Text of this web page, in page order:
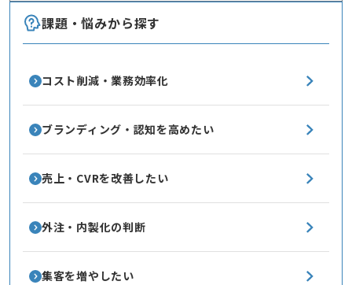
課題・悩みから探す
コスト削減・業務効率化
ブランディング・認知を高めたい
売上・CVRを改善したい
外注・内製化の判断
集客を増やしたい